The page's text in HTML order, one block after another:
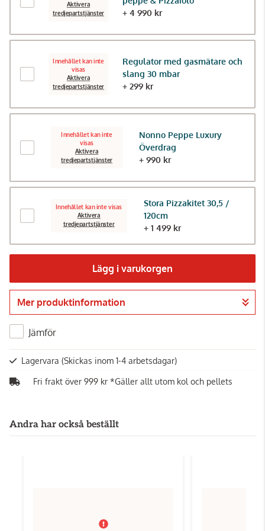
Aktivera
tredjepartstjänster
+ 4 990 kr
Innehållet kan inte
visas
Aktivera
tredjepartstjänster
Regulator med gasmätare och
slang 30 mbar
+ 299 kr
Innehållet kan inte
visas
Aktivera
tredjepartstjänster
Nonno Peppe Luxury
Överdrag
+ 990 kr
Innehållet kan inte visas
Aktivera
tredjepartstjänster
Stora Pizzakitet 30,5 /
120cm
+ 1 499 kr
Lägg i varukorgen
Gå till kassan
Mer produktinformation
Jämför
Lagervara (Skickas inom 1-4 arbetsdagar)
Fri frakt över 999 kr *Gäller allt utom kol och pellets
Andra har också beställt